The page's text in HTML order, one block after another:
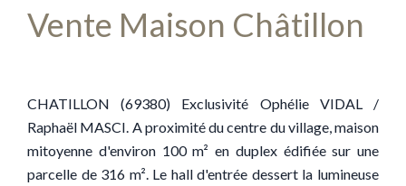
Vente Maison Châtillon
CHATILLON (69380) Exclusivité Ophélie VIDAL /
Raphaël MASCI. A proximité du centre du village, maison
mitoyenne d'environ 100 m² en duplex édifiée sur une
parcelle de 316 m². Le hall d'entrée dessert la lumineuse